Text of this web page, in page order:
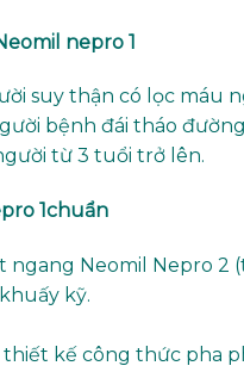
nepro 1
suy thận có lọc máu
bệnh đái tháo
từ 3 tuổi trở lên.
1chuẩn
ngang Neomil Nepro 2
kỹ.
thiết kế công thức pha